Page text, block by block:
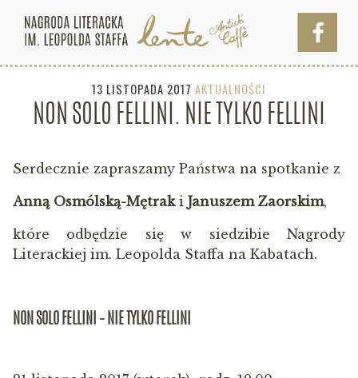
13 LISTOPADA 2017 AKTUALNOŚCI
NON SOLO FELLINI. NIE TYLKO FELLINI
Serdecznie zapraszamy Państwa na spotkanie z
Anną Osmólską-Mętraki Januszem Zaorskim,
które odbędzie się w siedzibie Nagrody
Literackiej im. Leopolda Staffa na Kabatach.
NON SOLO FELLINI – NIE TYLKO FELLINI